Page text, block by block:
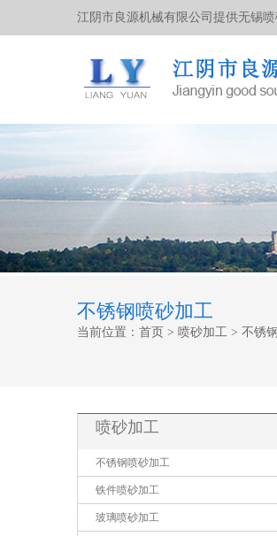
江阴市良源机械有限公司提供无锡
不锈钢喷砂加工
当前位置： 首页 > 喷砂加工 > 不锈
喷砂加工
不锈钢喷砂加工
铁件喷砂加工
玻璃喷砂加工